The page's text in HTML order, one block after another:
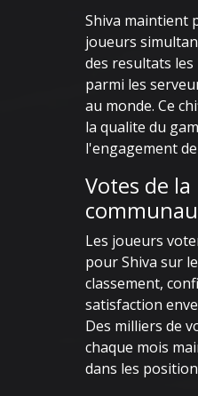
Shiva maintient
joueurs
des resultats les
parmi les
au monde. Ce
la qualite du
l'engagement
Votes de la
Les joueurs
pour Shiva sur
classement,
satisfaction
Des milliers de
chaque mois
dans les